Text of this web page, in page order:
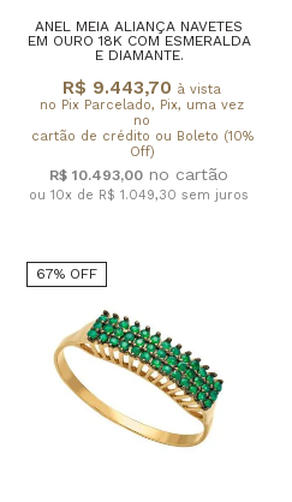
ANEL MEIA ALIANÇA NAVETES
EM OURO 18K COM ESMERALDA
E DIAMANTE.
R$ 9.443,70 à vista
no Pix Parcelado, Pix, uma vez
no
cartão de crédito ou Boleto (10%
Off)
R$ 10.493,00
ou 10x de R$ 1.049,30 sem juros
67% OFF